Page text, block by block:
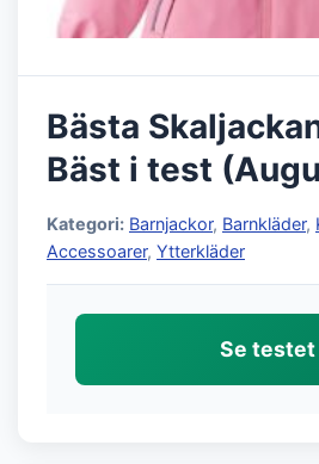
Bästa
Bäst i test
Kategori: Barnjackor, Barnkläder,
Accessoarer, Ytterkläder
Se testet